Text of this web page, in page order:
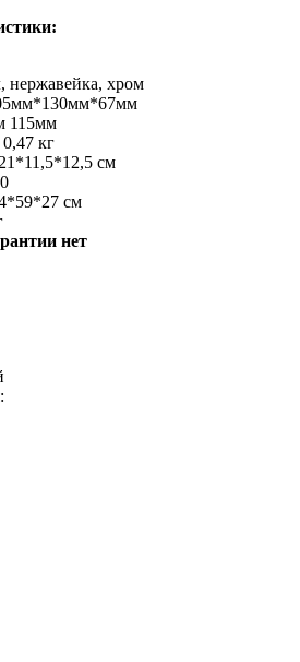
нержавейка, хром
115мм
кг
см
см
нет